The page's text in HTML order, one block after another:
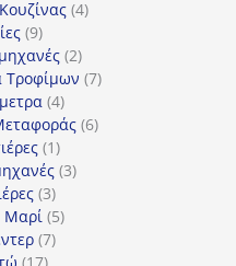
προϊόντα
44
99
προϊόντα
22
προϊόντα
Τροφίμων 77
44
προϊόντα
66
11
προϊόν
33
33
προϊόντα
55
77
1717